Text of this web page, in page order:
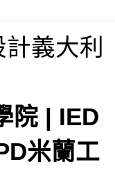
義大利
院 | IED
米蘭工